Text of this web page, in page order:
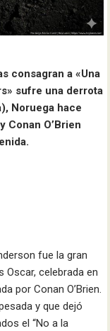
consagran a «Una
sufre una derrota
Noruega hace
Conan O’Brien
fue la gran
Oscar, celebrada en
por Conan O’Brien.
y que dejó
el “No a la